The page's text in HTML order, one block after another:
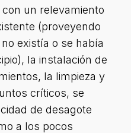
un relevamiento
(proveyendo
existía o se había
la instalación de
la limpieza y
críticos, se
de desagote
a los pocos